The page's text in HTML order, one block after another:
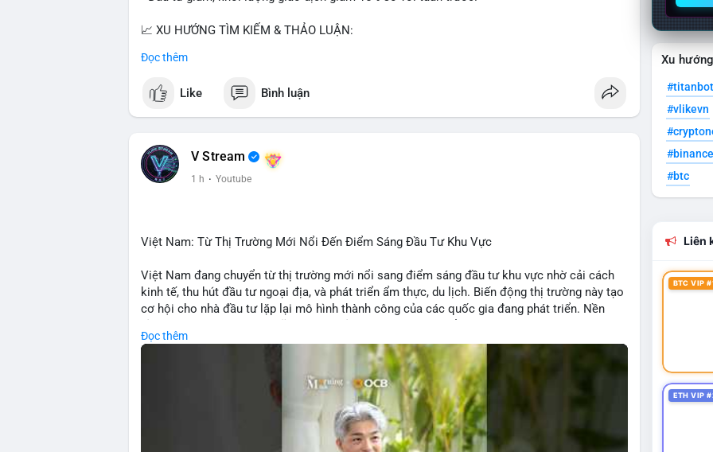
📈 XU HƯỚNG TÌM KIẾM & THẢO LUẬN:
Tutorial.
• LunarCrush: Ethereum, Solana, Dogecoin, Chainlink, Litecoin, Tesla, UFC, Premier League,
etc.
💬 DÒNG CHẢY TIN TỨC & TRUYỀN THÔNG:
• Telegram: US Senate tiến hành bỏ phiếu Clarity Act, IMF nói stablecoin địa phương tăng
nhu cầu.
crypto.
💡 NHẬN ĐỊNH & KHUYẾN NGHỊ:
• Tâm lý ngắn hạn: sợ hãi, giảm khối lượng, người bán tăng.
• Khuyến nghị: giữ cẩn thận, tránh short, tập trung vào stablecoin, theo dõi US legislation.
📊 Nguồn: Radar Tâm Lý Thị Trường
Đọc thêm
Like Bình luận
V Stream
1 h · Youtube
Việt Nam: Từ Thị Trường Mới Nổi Đến Điểm Sáng Đầu Tư Khu Vực
Việt Nam đang chuyển từ thị trường mới nổi sang điểm sáng đầu tư khu vực nhờ cải cách
kinh tế, thu hút đầu tư ngoại địa, và phát triển ẩm thực, du lịch. Biến động thị trường này tạo
cơ hội cho nhà đầu tư lặp lại mô hình thành công của các quốc gia đang phát triển. Nền
đầu tư toàn cầu.
Đọc thêm
Xu
#titanbot
#vlikevn
#btc
Liên
BTC VIP
ETH VIP